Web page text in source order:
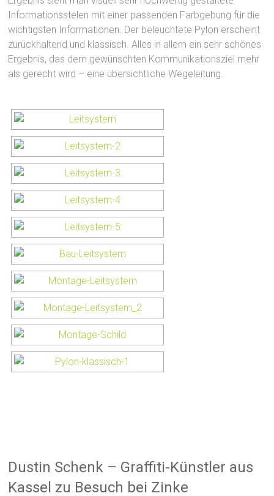
Informationsstelen mit einer passenden Farbgebung für die
wichtigsten Informationen. Der beleuchtete Pylon erscheint
zurückhaltend und klassisch. Alles in allem ein sehr schönes
Ergebnis, das dem gewünschten Kommunikationsziel mehr
als gerecht wird – eine übersichtliche Wegeleitung.
Dustin Schenk – Graffiti-Künstler aus
Kassel zu Besuch bei Zinke